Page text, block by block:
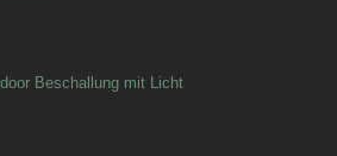
Beschallung mit Licht